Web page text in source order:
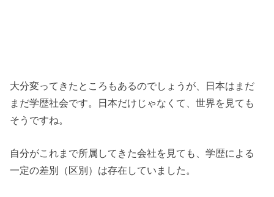
大分変ってきたところもあるのでしょうが、日本はまだ
まだ学歴社会です。日本だけじゃなくて、世界を見ても
そうですね。
自分がこれまで所属してきた会社を見ても、学歴による
一定の差別（区別）は存在していました。